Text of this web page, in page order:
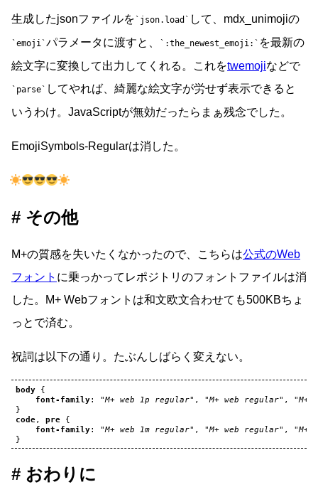
生成したjsonファイルを json.load して、mdx_unimojiの
emoji パラメータに渡すと、 :the_newest_emoji:
を最新の
絵文字に変換して出力してくれる。これをtwemojiなどで
parse
してやれば、綺麗な絵文字が労せず表示できると
いうわけ。JavaScriptが無効だったらまぁ残念でした。
EmojiSymbols-Regularは消した。
その他
M+の質感を失いたくなかったので、こちらは公式のWeb
フォント に乗っかってレポジトリのフォントファイルは消
した。M+ Webフォントは和文欧文合わせても500KBちょ
っとで済む。
祝詞は以下の通り。たぶんしばらく変えない。
body
{
font-family: "M+ web 1p regular" , "M+ web regular" ,
"M+
}
code, pre
{
font-family: "M+ web 1m regular" , "M+ web regular" ,
"M+
}
おわりに